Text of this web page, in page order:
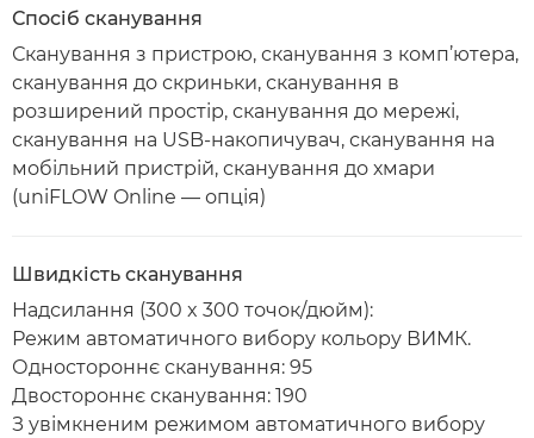
Спосіб сканування
Сканування з пристрою, сканування з комп’ютера,
сканування до скриньки, сканування в
розширений простір, сканування до мережі,
сканування на USB-накопичувач, сканування на
мобільний пристрій, сканування до хмари
(uniFLOW Online — опція)
Швидкість сканування
Надсилання (300 x 300 точок/дюйм):
Режим автоматичного вибору кольору ВИМК.
Одностороннє сканування: 95
Двостороннє сканування: 190
З увімкненим режимом автоматичного вибору